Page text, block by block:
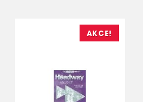
AKCE!